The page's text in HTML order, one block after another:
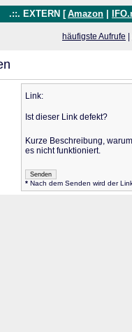
.::. EXTERN [ Amazon
häufigste Aufrufe
Link:
Ist dieser Link defekt?
Kurze Beschreibung, warum
es nicht funktioniert.
*Nach dem Senden wird der